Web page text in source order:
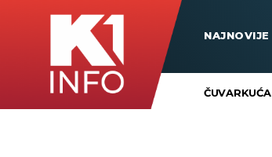
NAJNOVIJE
ČUVARKUĆA